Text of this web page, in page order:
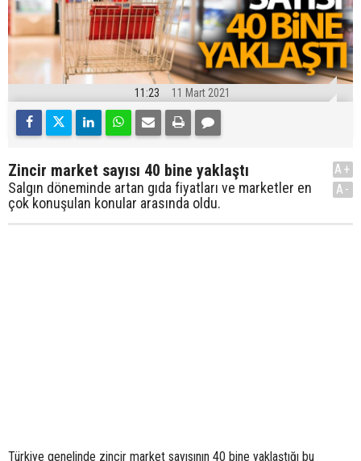
11:23 11 Mart 2021
Zincir market sayısı 40 bine yaklaştı
Salgın döneminde artan gıda fiyatları ve marketler en
çok konuşulan konular arasında oldu.
A+
A-
Türkiye genelinde zincir market sayısının 40 bine yaklaştığı bu